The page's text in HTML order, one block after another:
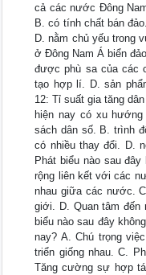
cả các nước Đông
B. có tính chất bán
D. nằm chủ yếu trong
ở Đông Nam Á biển
được phù sa của các
tạo hợp lí. D. sản
12: Tỉ suất gia tăng
hiện nay có xu
sách dân số. B. trình
có nhiều thay đổi. D.
Phát biểu nào sau
rộng liên kết với các
nhau giữa các nước.
giới. D. Quan tâm đến
biểu nào sau đây
nay? A. Chú trọng
triển giống nhau. C.
Tăng cường sự hợp